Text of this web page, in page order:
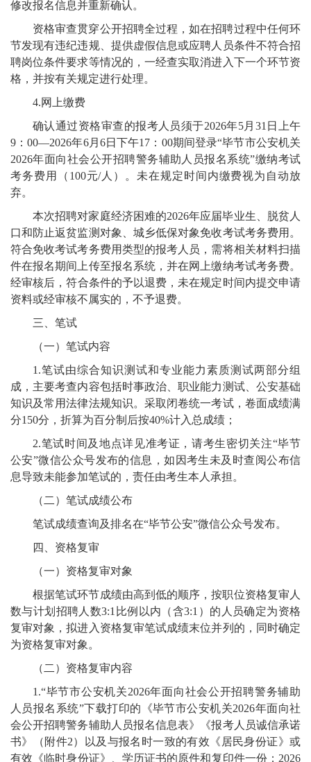
修改报名信息并重新确认。
资格审查贯穿公开招聘全过程，如在招聘过程中任何环
节发现有违纪违规、提供虚假信息或应聘人员条件不符合招
聘岗位条件要求等情况的，一经查实取消进入下一个环节资
格，并按有关规定进行处理。
4.网上缴费
确认通过资格审查的报考人员须于2026年5月 31 日上午
9 ：00—2026年6月 6日下午17 ： 00期间登录“毕节市公安机关
2026年面向社会公开招聘警务辅助人员报名系统”缴纳考试
考务费用（ 100元/人）。未在规定时间内缴费视为自动放
弃。
本次招聘对家庭经济困难的2026年应届毕业生、脱贫人
口和防止返贫监测对象、城乡低保对象免收考试考务费用。
符合免收考试考务费用类型的报考人员，需将相关材料扫描
件在报名期间上传至报名系统，并在网上缴纳考试考务费。
经审核后，符合条件的予以退费，未在规定时间内提交申请
资料或经审核不属实的，不予退费。
三、笔试
（一）笔试内容
1.笔试由综合知识测试和专业能力素质测试两部分组
成，主要考查内容包括时事政治、职业能力测试、公安基础
知识及常用法律法规知识。采取闭卷统一考试，卷面成绩满
分150分，折算为百分制后按40%计入总成绩；
2.笔试时间及地点详见准考证，请考生密切关注“毕节
公安”微信公众号发布的信息 ，如因考生未及时查阅公布信
息导致未能参加笔试的，责任由考生本人承担。
（二）笔试成绩公布
笔试成绩查询及排名在“毕节公安”微信公众号发布。
四、资格复审
（一）资格复审对象
根据笔试环节成绩由高到低的顺序，按职位资格复审人
数与计划招聘人数3:1 比例以内（含3:1 ）的人员确定为资格
复审对象，拟进入资格复审笔试成绩末位并列的，同时确定
为资格复审对象。
（二）资格复审内容
1.“毕节市公安机关2026年面向社会公开招聘警务辅助
人员报名系统”下载打印的《毕节市公安机关2026年面向社
会公开招聘警务辅助人员报名信息表》《报考人员诚信承诺
书》（附件2）以及与报名时一致的有效《居民身份证》或
有效《临时身份证》、学历证书的原件和复印件一份； 2026